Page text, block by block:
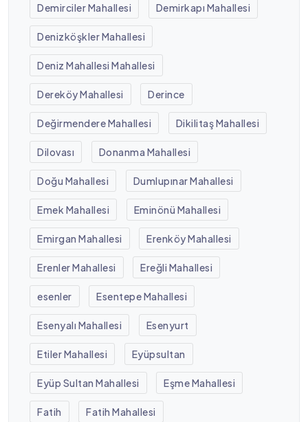
Demirciler Mahallesi Demirkapı Mahallesi
Denizköşkler Mahallesi
Deniz Mahallesi Mahallesi
Dereköy Mahallesi Derince
Değirmendere Mahallesi Dikilitaş Mahallesi
Dilovası Donanma Mahallesi
Doğu Mahallesi Dumlupınar Mahallesi
Emek Mahallesi Eminönü Mahallesi
Emirgan Mahallesi Erenköy Mahallesi
Erenler Mahallesi Ereğli Mahallesi
esenler Esentepe Mahallesi
Esenyalı Mahallesi Esenyurt
Etiler Mahallesi Eyüpsultan
Eyüp Sultan Mahallesi Eşme Mahallesi
Fatih Fatih Mahallesi